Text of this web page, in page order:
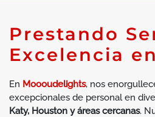
Prestando
Excelencia
En Moooudelights, nos
excepcionales de personal en
Katy, Houston y áreas cercanas.